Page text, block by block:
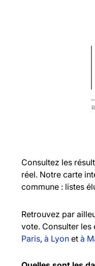
Consultez les
réel. Notre carte
commune : listes
Retrouvez par
vote. Consulter les
Paris, à Lyon et à